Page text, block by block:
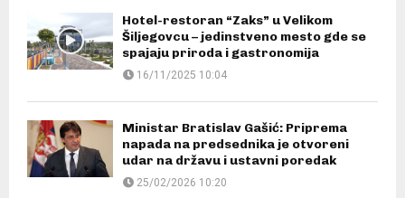
Hotel-restoran “Zaks” u Velikom
Šiljegovcu – jedinstveno mesto gde se
spajaju priroda i gastronomija
16/11/2025 10:04
Ministar Bratislav Gašić: Priprema
napada na predsednika je otvoreni
udar na državu i ustavni poredak
25/02/2026 10:20